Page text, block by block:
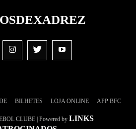
DEXADREZ
BILHETES LOJA ONLINE APP BFC
CLUBE | Powered by LINKS